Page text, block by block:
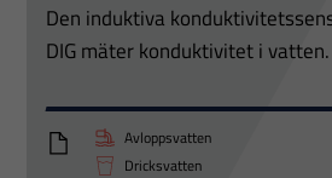
Den induktiva
DIG mäter konduktivitet i vatten.
PTT Digital inductive
Avloppsvatten
Dricksvatten